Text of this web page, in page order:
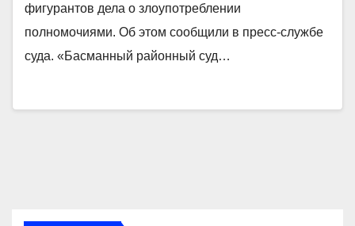
фигурантов дела о злоупотреблении
полномочиями. Об этом сообщили в пресс-службе
суда. «Басманный районный суд…